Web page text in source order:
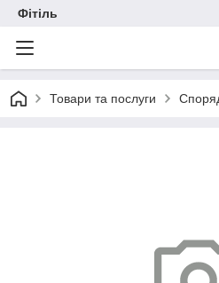
Фітіль
Товари та послуги